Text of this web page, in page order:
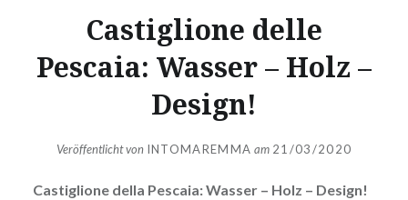
Castiglione delle
Pescaia: Wasser – Holz –
Design!
Veröffentlicht von INTOMAREMMA am 21/03/2020
Castiglione della Pescaia: Wasser – Holz – Design!